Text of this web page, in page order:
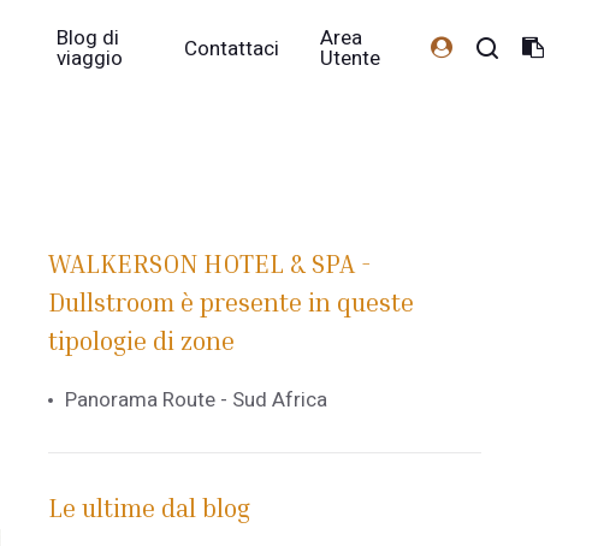
Blog di
viaggio Contattaci Area
Utente
WALKERSON HOTEL & SPA -
Dullstroom è presente in queste
tipologie di zone
Panorama Route - Sud Africa
Le ultime dal blog